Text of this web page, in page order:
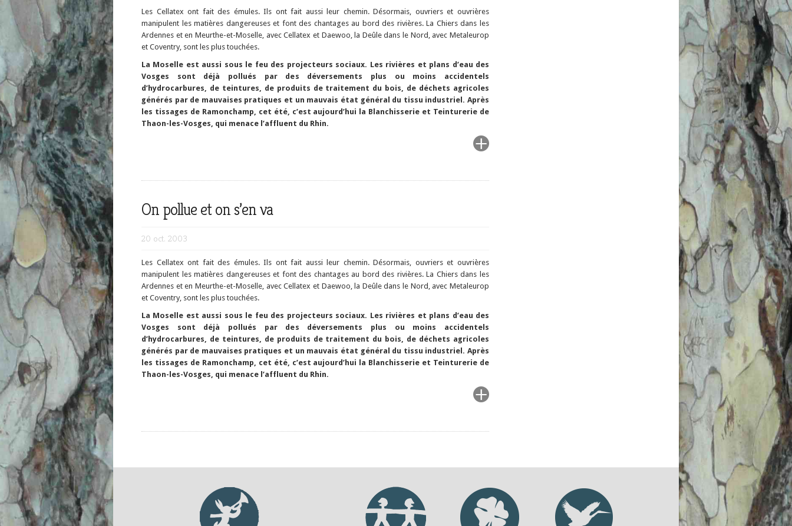
Les Cellatex ont fait des émules. Ils ont fait aussi leur chemin. Désormais, ouvriers et ouvrières
manipulent les matières dangereuses et font des chantages au bord des rivières. La Chiers dans les
Ardennes et en Meurthe-et-Moselle, avec Cellatex et Daewoo, la Deûle dans le Nord, avec Metaleurop
et Coventry, sont les plus touchées.
La Moselle est aussi sous le feu des projecteurs sociaux. Les rivières et plans d’eau des
Vosges sont déjà pollués par des déversements plus ou moins accidentels
d’hydrocarbures, de teintures, de produits de traitement du bois, de déchets agricoles
générés par de mauvaises pratiques et un mauvais état général du tissu industriel. Après
les tissages de Ramonchamp, cet été, c’est aujourd’hui la Blanchisserie et Teinturerie de
Thaon-les-Vosges, qui menace l’affluent du Rhin.
On pollue et on s’en va
20 oct. 2003
Les Cellatex ont fait des émules. Ils ont fait aussi leur chemin. Désormais, ouvriers et ouvrières
manipulent les matières dangereuses et font des chantages au bord des rivières. La Chiers dans les
Ardennes et en Meurthe-et-Moselle, avec Cellatex et Daewoo, la Deûle dans le Nord, avec Metaleurop
et Coventry, sont les plus touchées.
La Moselle est aussi sous le feu des projecteurs sociaux. Les rivières et plans d’eau des
Vosges sont déjà pollués par des déversements plus ou moins accidentels
d’hydrocarbures, de teintures, de produits de traitement du bois, de déchets agricoles
générés par de mauvaises pratiques et un mauvais état général du tissu industriel. Après
les tissages de Ramonchamp, cet été, c’est aujourd’hui la Blanchisserie et Teinturerie de
Thaon-les-Vosges, qui menace l’affluent du Rhin.